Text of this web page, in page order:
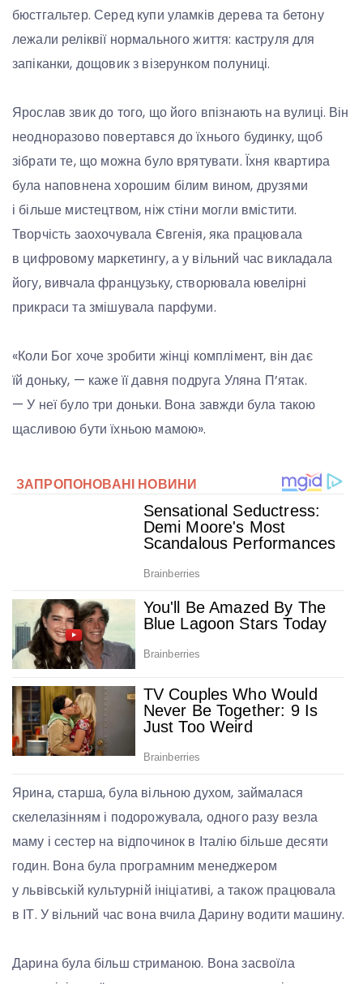
бюстгальтер. Серед купи уламків дерева та бетону
лежали реліквії нормального життя: каструля для
запіканки, дощовик з візерунком полуниці.
Ярослав звик до того, що його впізнають на вулиці. Він
неодноразово повертався до їхнього будинку, щоб
зібрати те, що можна було врятувати. Їхня квартира
була наповнена хорошим білим вином, друзями
і більше мистецтвом, ніж стіни могли вмістити.
Творчість заохочувала Євгенія, яка працювала
в цифровому маркетингу, а у вільний час викладала
йогу, вивчала французьку, створювала ювелірні
прикраси та змішувала парфуми.
«Коли Бог хоче зробити жінці комплімент, він дає
їй доньку, — каже її давня подруга Уляна П’ятак.
— У неї було три доньки. Вона завжди була такою
щасливою бути їхньою мамою».
Ярина, старша, була вільною духом, займалася
скелелазінням і подорожувала, одного разу везла
маму і сестер на відпочинок в Італію більше десяти
годин. Вона була програмним менеджером
у львівській культурній ініціативі, а також працювала
в ІТ. У вільний час вона вчила Дарину водити машину.
Дарина була більш стриманою. Вона засвоїла